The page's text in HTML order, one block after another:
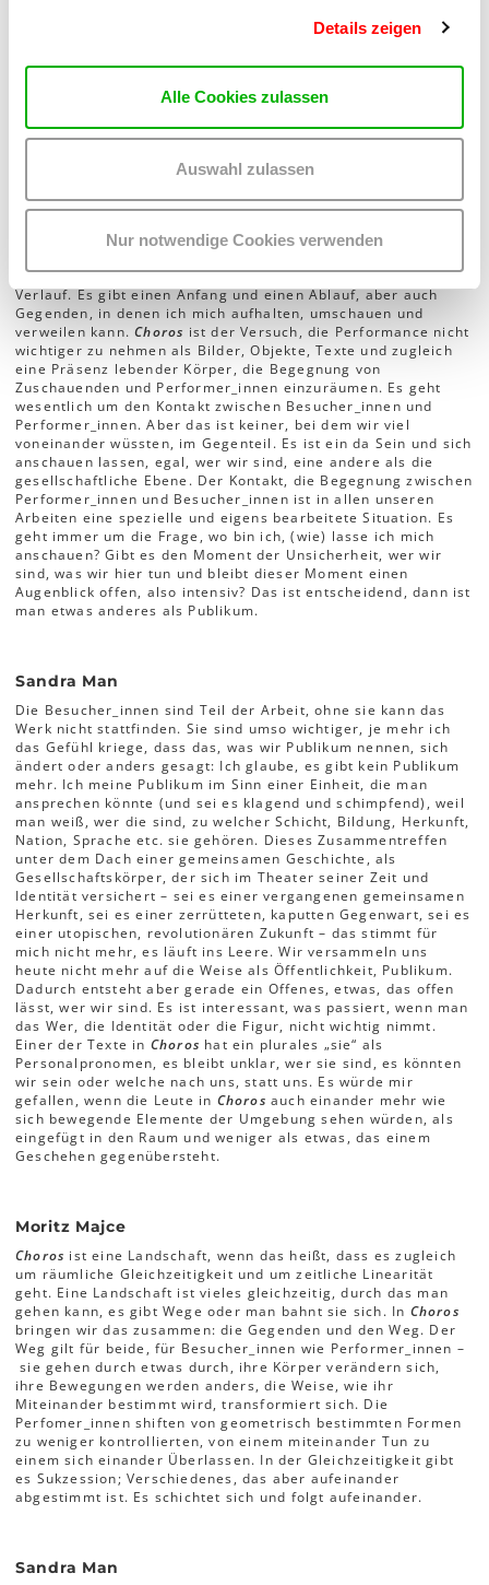
Details zeigen
Alle Cookies zulassen
Auswahl zulassen
Nur notwendige Cookies verwenden
Wie können sich die Zuschauer_innen das Setting
von Choros vorstellen? Welche Rolle nehmen sie
dabei ein?
Theatervorstellung und zeitlich geordneter als eine
verschiedenen Zonen und zugleich eine Performance mit
Verlauf. Es gibt einen Anfang und einen Ablauf, aber auch
Gegenden, in denen ich mich aufhalten, umschauen und
verweilen kann.Choros ist der Versuch, die Performance nicht
wichtiger zu nehmen als Bilder, Objekte, Texte und zugleich
eine Präsenz lebender Körper, die Begegnung von
Zuschauenden und Performer_innen einzuräumen. Es geht
wesentlich um den Kontakt zwischen Besucher_innen und
Performer_innen. Aber das ist keiner, bei dem wir viel
voneinander wüssten, im Gegenteil. Es ist ein da Sein und sich
anschauen lassen, egal, wer wir sind, eine andere als die
gesellschaftliche Ebene. Der Kontakt, die Begegnung zwischen
Performer_innen und Besucher_innen ist in allen unseren
Arbeiten eine spezielle und eigens bearbeitete Situation. Es
geht immer um die Frage, wo bin ich, (wie) lasse ich mich
anschauen? Gibt es den Moment der Unsicherheit, wer wir
sind, was wir hier tun und bleibt dieser Moment einen
Augenblick offen, also intensiv? Das ist entscheidend, dann ist
man etwas anderes als Publikum.
Sandra Man
Die Besucher_innen sind Teil der Arbeit, ohne sie kann das
Werk nicht stattfinden. Sie sind umso wichtiger, je mehr ich
das Gefühl kriege, dass das, was wir Publikum nennen, sich
ändert oder anders gesagt: Ich glaube, es gibt kein Publikum
mehr. Ich meine Publikum im Sinn einer Einheit, die man
ansprechen könnte (und sei es klagend und schimpfend), weil
man weiß, wer die sind, zu welcher Schicht, Bildung, Herkunft,
Nation, Sprache etc. sie gehören. Dieses Zusammentreffen
unter dem Dach einer gemeinsamen Geschichte, als
Gesellschaftskörper, der sich im Theater seiner Zeit und
Identität versichert – sei es einer vergangenen gemeinsamen
Herkunft, sei es einer zerrütteten, kaputten Gegenwart, sei es
einer utopischen, revolutionären Zukunft – das stimmt für
mich nicht mehr, es läuft ins Leere. Wir versammeln uns
heute nicht mehr auf die Weise als Öffentlichkeit, Publikum.
Dadurch entsteht aber gerade ein Offenes, etwas, das offen
lässt, wer wir sind. Es ist interessant, was passiert, wenn man
das Wer, die Identität oder die Figur, nicht wichtig nimmt.
Einer der Texte in Choros hat ein plurales „sie“ als
Personalpronomen, es bleibt unklar, wer sie sind, es könnten
wir sein oder welche nach uns, statt uns. Es würde mir
gefallen, wenn die Leute in Chorosauch einander mehr wie
sich bewegende Elemente der Umgebung sehen würden, als
eingefügt in den Raum und weniger als etwas, das einem
Geschehen gegenübersteht.
Moritz Majce
Choros ist eine Landschaft, wenn das heißt, dass es zugleich
um räumliche Gleichzeitigkeit und um zeitliche Linearität
geht. Eine Landschaft ist vieles gleichzeitig, durch das man
gehen kann, es gibt Wege oder man bahnt sie sich. In Choros
bringen wir das zusammen: die Gegenden und den Weg. Der
Weg gilt für beide, für Besucher_innen wie Performer_innen –
sie gehen durch etwas durch, ihre Körper verändern sich,
ihre Bewegungen werden anders, die Weise, wie ihr
Miteinander bestimmt wird, transformiert sich. Die
Perfomer_innen shiften von geometrisch bestimmten Formen
zu weniger kontrollierten, von einem miteinander Tun zu
einem sich einander Überlassen. In der Gleichzeitigkeit gibt
es Sukzession; Verschiedenes, das aber aufeinander
abgestimmt ist. Es schichtet sich und folgt aufeinander.
Sandra Man